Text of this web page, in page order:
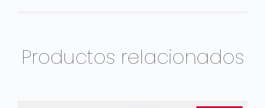
Productos relacionados